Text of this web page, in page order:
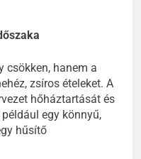
csökken, hanem a
zsíros ételeket. A
hőháztartását és
egy könnyű,
hűsítő